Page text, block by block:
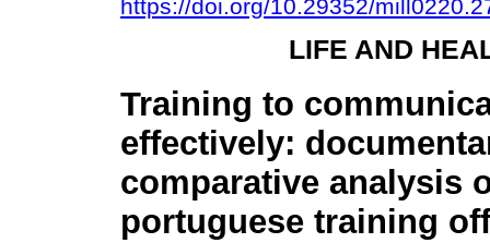
https://doi.org/10.29352/
LIFE AND
Training to
effectively:
comparative analysis
portuguese training